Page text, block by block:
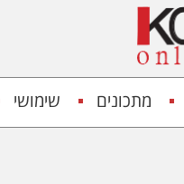
מתכונים שימושי